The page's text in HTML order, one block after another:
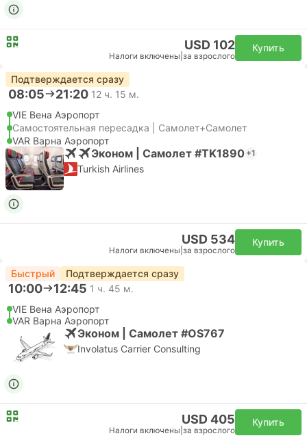
USD 102
Налоги включены за взрослого
Купить
Подтверждается сразу
08:05 21:20 12 ч. 15 м.
VIE Вена Аэропорт
Самостоятельная пересадка | Самолет+Самолет
VAR Варна Аэропорт
Эконом | Самолет #TK1890 +1
Turkish Airlines
USD 534
Налоги включены за взрослого
Купить
Быстрый Подтверждается сразу
10:00 12:45 1 ч. 45 м.
VIE Вена Аэропорт
VAR Варна Аэропорт
Эконом | Самолет #OS767
Involatus Carrier Consulting
USD 405
Налоги включены за взрослого
Купить